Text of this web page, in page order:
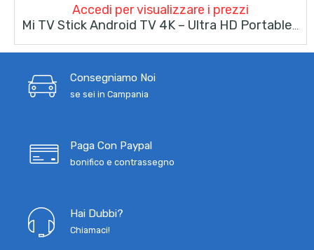
Accedi per visualizzare i prezzi
Mi TV Stick Android TV 4K – Ultra HD Portable Streaming Media Player – Google Assistant – Smart Cast, Chromecast Build-In
Consegniamo Noi
se sei in Campania
Paga Con Paypal
bonifico e contrassegno
Hai Dubbi?
Chiamaci!